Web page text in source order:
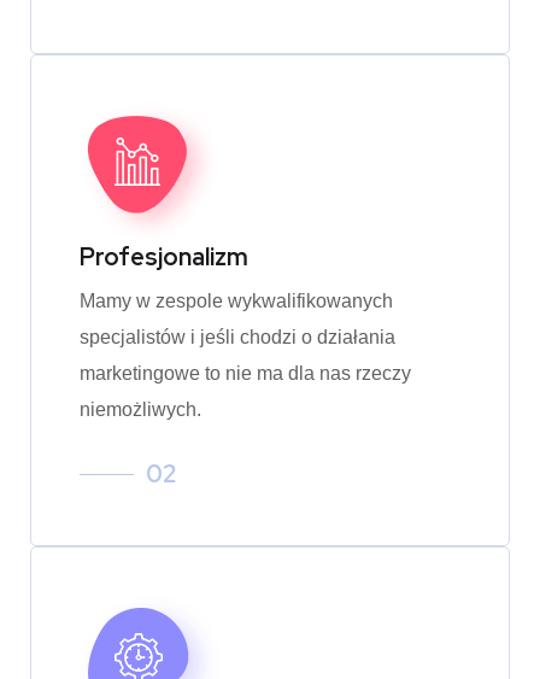
Profesjonalizm
Mamy w zespole wykwalifikowanych
specjalistów i jeśli chodzi o działania
marketingowe to nie ma dla nas rzeczy
niemożliwych.
02